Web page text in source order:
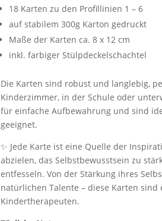
18 Karten zu den Profillinien 1 – 6
auf stabilem 300g Karton gedruckt
Maße der Karten ca. 8 x 12 cm
inkl. farbiger Stülpdeckelschachtel
Die Karten sind robust und langlebig,
Kinderzimmer, in der Schule oder
für einfache Aufbewahrung und sind
geeignet.
✨ Jede Karte ist eine Quelle der
abzielen, das Selbstbewusstsein zu
entfesseln. Von der Stärkung ihres
natürlichen Talente – diese Karten
Kindertherapeuten.